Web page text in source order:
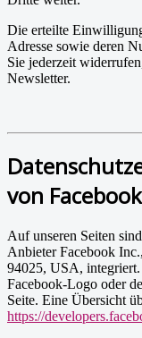
Die erteilte
Adresse sowie deren
Sie jederzeit
Newsletter.
von
Auf unseren Seiten
Anbieter Facebook
94025, USA,
Facebook-Logo oder
Seite. Eine Übersicht
https://